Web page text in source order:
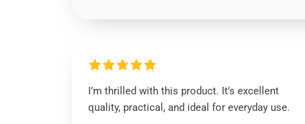
I’m thrilled with this product. It’s excellent
quality, practical, and ideal for everyday use.